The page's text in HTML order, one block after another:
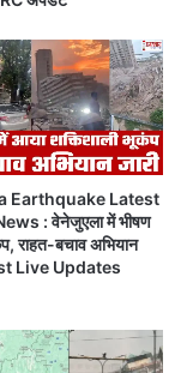
crashed
क्रेश
Earthquake Latest
: वेनेजुएला में भीषण
राहत-बचाव अभियान
Live Updates